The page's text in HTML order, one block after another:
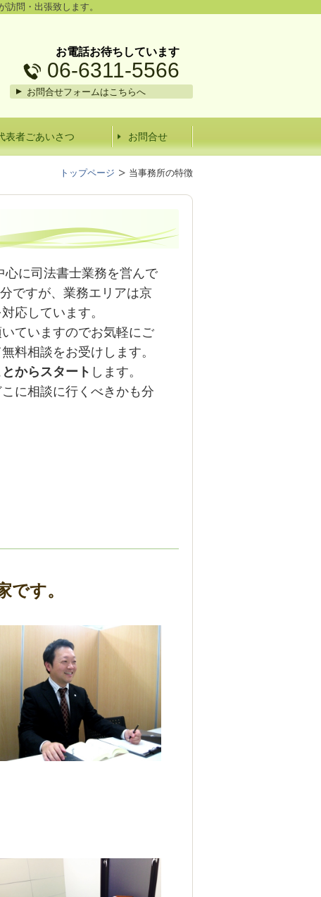
問・出張致します。
お電話お待ちしています
06-6311-5566
お問合せフォームはこちらへ
表者ごあいさつ お問合せ
トップページ 当事務所の特徴
に司法書士業務を営んで
ですが、業務エリアは京
応しています。
ていますのでお気軽にご
料相談をお受けします。
からスタート します。
に相談に行くべきかも分
です。